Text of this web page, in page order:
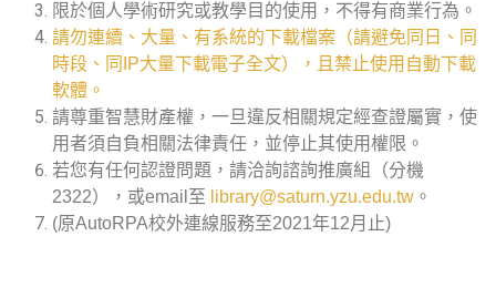
限於個人學術研究或教學目的使用，不得有商業行為。
請勿連續、大量、有系統的下載檔案（請避免同日、同
時段、同IP大量下載電子全文），且禁止使用自動下載
軟體。
請尊重智慧財產權，一旦違反相關規定經查證屬實，使
用者須自負相關法律責任，並停止其使用權限。
若您有任何認證問題，請洽詢諮詢推廣組（分機
2322），或email至 library@saturn.yzu.edu.tw 。
(原AutoRPA校外連線服務至2021年12月止)